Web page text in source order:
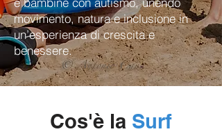
movimento, natura e inclusione in
un’esperienza di crescita e
benessere.
Cos'è la Surf